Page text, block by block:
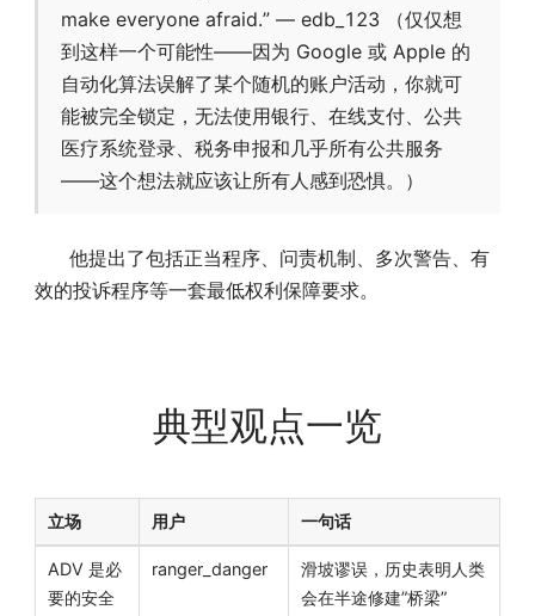
make everyone afraid.” — edb_123 （仅仅想
到这样一个可能性——因为 Google 或 Apple 的
自动化算法误解了某个随机的账户活动，你就可
能被完全锁定，无法使用银行、在线支付、公共
医疗系统登录、税务申报和几乎所有公共服务
——这个想法就应该让所有人感到恐惧。）
他提出了包括正当程序、问责机制、多次警告、有
效的投诉程序等一套最低权利保障要求。
典型观点一览
立场 用户 一句话
ADV 是必
要的安全
ranger_danger
滑坡谬误，历史表明人类
会在半途修建”桥梁”